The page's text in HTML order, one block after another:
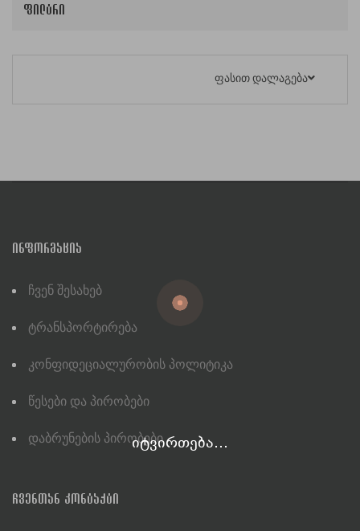
ფილტრი
ფასით დალაგება
იტვირთება...
ᲘᲜᲤᲝᲠᲛᲐᲪᲘᲐ
Ჩვენ Შესახებ
Ტრანსპორტირება
Კონფიდეციალურობის Პოლიტიკა
Წესები Და Პირობები
Დაბრუნების Პირობები
ᲩᲕᲔᲜᲗᲐᲜ ᲙᲝᲜᲢᲐᲥᲢᲘ